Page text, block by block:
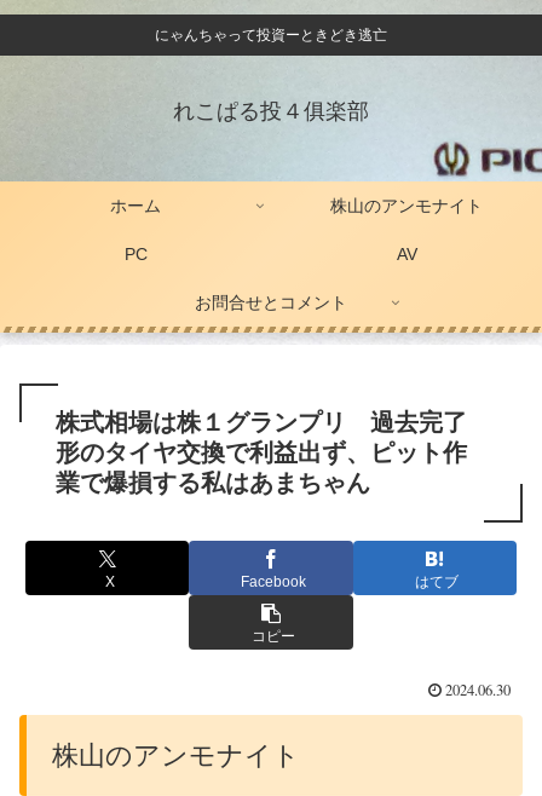
にゃんちゃって投資ーときどき逃亡
れこぱる投４俱楽部
ホーム 株山のアンモナイト
PC AV
お問合せとコメント
株式相場は株１グランプリ 過去完了
形のタイヤ交換で利益出ず、ピット作
業で爆損する私はあまちゃん
X Facebook はてブ
コピー
2024.06.30
株山のアンモナイト